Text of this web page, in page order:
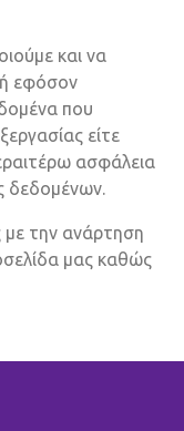
και να
εφόσον
που
είτε
ασφάλεια
δεδομένων.
με την ανάρτηση
μας καθώς